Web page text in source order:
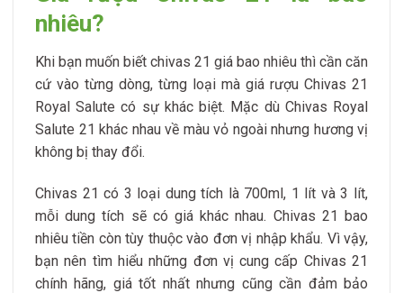
nhiêu?
Khi bạn muốn biết chivas 21 giá bao nhiêu thì cần căn
cứ vào từng dòng, từng loại mà giá rượu Chivas 21
Royal Salute có sự khác biệt. Mặc dù Chivas Royal
Salute 21 khác nhau về màu vỏ ngoài nhưng hương vị
không bị thay đổi.
Chivas 21 có 3 loại dung tích là 700ml, 1 lít và 3 lít,
mỗi dung tích sẽ có giá khác nhau. Chivas 21 bao
nhiêu tiền còn tùy thuộc vào đơn vị nhập khẩu. Vì vậy,
bạn nên tìm hiểu những đơn vị cung cấp Chivas 21
chính hãng, giá tốt nhất nhưng cũng cần đảm bảo